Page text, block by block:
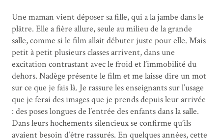
Une maman vient déposer sa fille, qui a la jambe dans le
plâtre. Elle a fière allure, seule au milieu de la grande
salle, comme si le film allait débuter juste pour elle. Mais
petit à petit plusieurs classes arrivent, dans une
excitation contrastant avec le froid et l’immobilité du
dehors. Nadège présente le film et me laisse dire un mot
sur ce que je fais là. Je rassure les enseignants sur l’usage
que je ferai des images que je prends depuis leur arrivée
: des poses longues de l’entrée des enfants dans la salle.
Dans leurs hochements silencieux se confirme qu’ils
avaient besoin d’être rassurés. En quelques années, cette